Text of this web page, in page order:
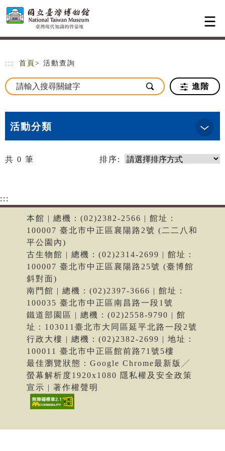
跳到主要內容
網站導覽
::: 首頁 > 活動查詢
進階
活動分類
共 0 筆 排序:
:::
本館 | 總機：(02)2382-2566 | 館址：
100007 臺北市中正區襄陽路2號 (二二八和
平公園內)
古生物館 | 總機：(02)2314-2699 | 館址：
100007 臺北市中正區襄陽路25號 (臺博館
斜對面)
南門館 | 總機：(02)2397-3666 | 館址：
100035 臺北市中正區南昌路一段1號
鐵道部園區 | 總機：(02)2558-9790 | 館
址：103011臺北市大同區延平北路一段2號
行政大樓 | 總機：(02)2382-2699 | 地址：
100011 臺北市中正區館前路71號5樓
最佳瀏覽狀態：Google Chrome最新版╱
螢幕解析度1920x1080 隱私權及安全政策
宣示 | 著作權聲明